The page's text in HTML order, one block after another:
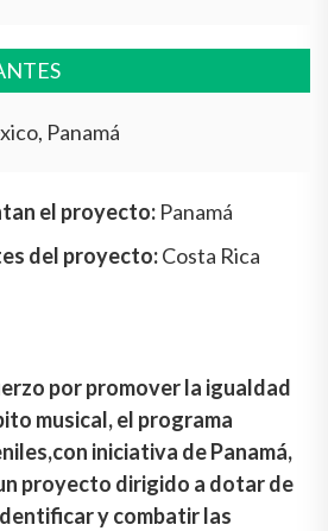
Panamá
el proyecto: Panamá
del proyecto:Costa Rica
por promover la igualdad
musical, el programa
iniciativa de Panamá,
proyecto dirigido a dotar de
y combatir las